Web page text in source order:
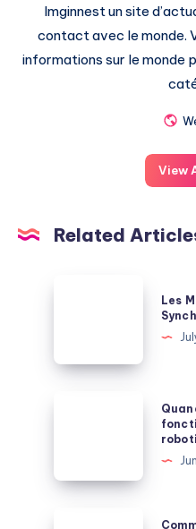
Imginnest un site
contact avec le monde.
informations sur le monde
View
Related
de
Les
de